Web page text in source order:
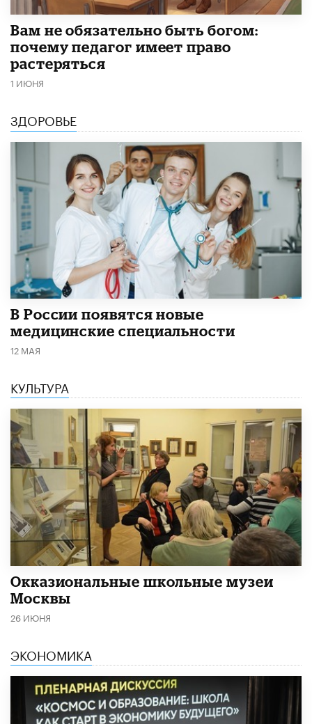
​Вам не обязательно быть богом:
почему педагог имеет право
растеряться
1 ИЮНЯ
ЗДОРОВЬЕ
В России появятся новые
медицинские специальности
12 МАЯ
КУЛЬТУРА
​Окказиональные школьные музеи
Москвы
26 ИЮНЯ
ЭКОНОМИКА